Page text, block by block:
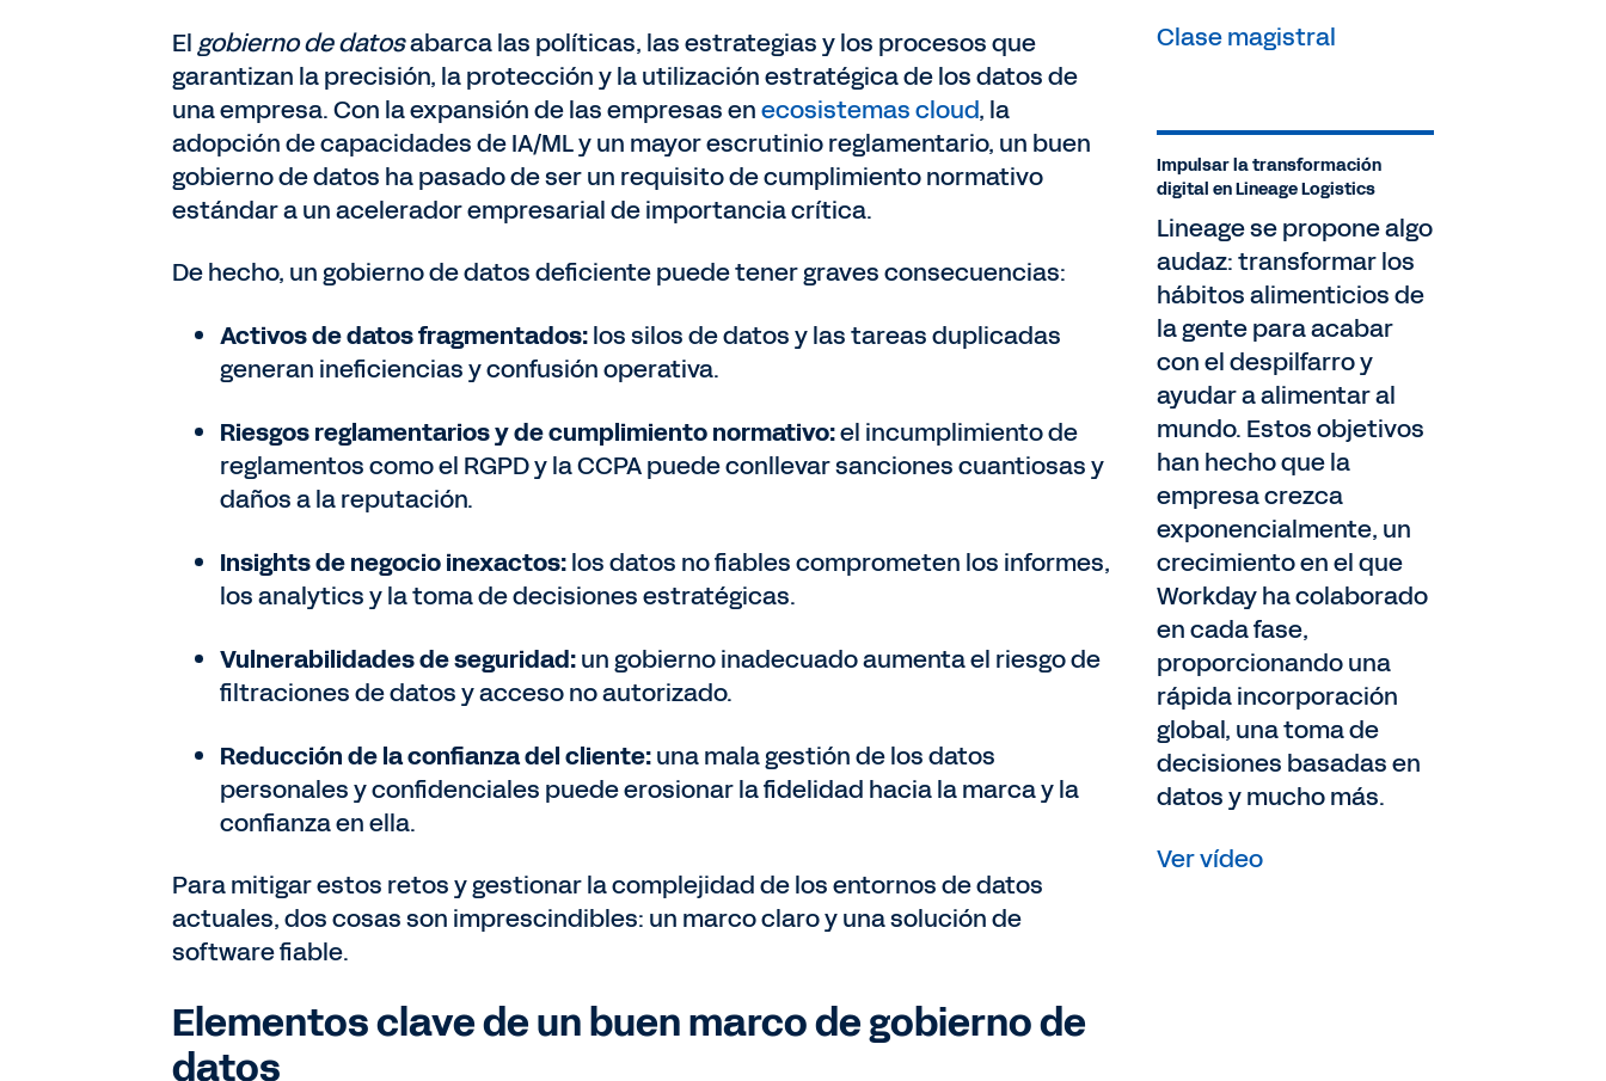
Elgobierno de datosabarca las políticas, las estrategias y los procesos que
garantizan la precisión, la protección y la utilización estratégica de los datos de
una empresa. Con la expansión de las empresas enecosistemas cloud, la
adopción de capacidades de IA/ML y un mayor escrutinio reglamentario, un buen
gobierno de datos ha pasado de ser un requisito de cumplimiento normativo
estándar a un acelerador empresarial de importancia crítica.
De hecho, un gobierno de datos deficiente puede tener graves consecuencias:
Activos de datos fragmentados:los silos de datos y las tareas duplicadas
generan ineficiencias y confusión operativa.
Riesgos reglamentarios y de cumplimiento normativo:el incumplimiento de
reglamentos como el RGPD y la CCPA puede conllevar sanciones cuantiosas y
daños a la reputación.
Insights de negocio inexactos:los datos no fiables comprometen los informes,
los analytics y la toma de decisiones estratégicas.
Vulnerabilidades de seguridad:un gobierno inadecuado aumenta el riesgo de
filtraciones de datos y acceso no autorizado.
Reducción de la confianza del cliente:una mala gestión de los datos
personales y confidenciales puede erosionar la fidelidad hacia la marca y la
confianza en ella.
Para mitigar estos retos y gestionar la complejidad de los entornos de datos
actuales, dos cosas son imprescindibles: un marco claro y una solución de
software fiable.
Elementos clave de un buen marco de gobierno de
datos
Clase magistral
Impulsar la transformación
digital en Lineage Logistics
Lineage se propone algo
audaz: transformar los
hábitos alimenticios de
la gente para acabar
con el despilfarro y
ayudar a alimentar al
mundo. Estos objetivos
han hecho que la
empresa crezca
exponencialmente, un
crecimiento en el que
Workday ha colaborado
en cada fase,
proporcionando una
rápida incorporación
global, una toma de
decisiones basadas en
datos y mucho más.
Ver vídeo